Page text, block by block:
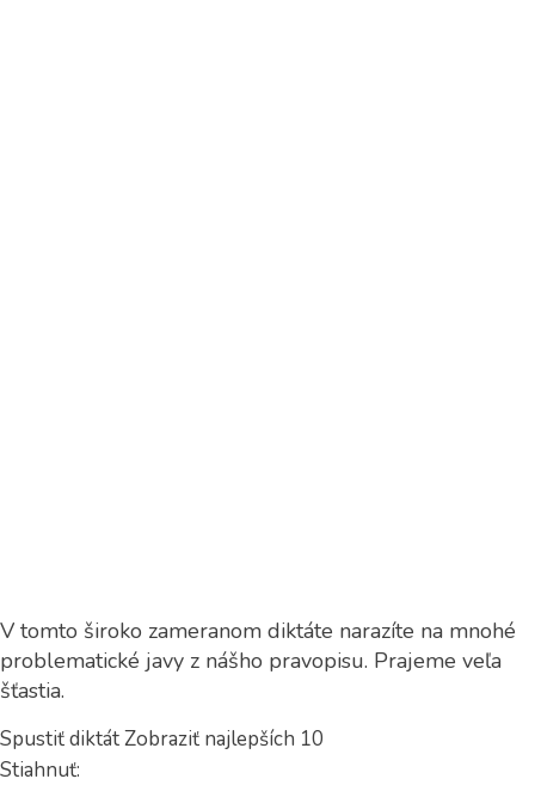
V tomto široko zameranom diktáte narazíte na mnohé
problematické javy z nášho pravopisu. Prajeme veľa
šťastia.
Spustiť diktátZobraziť najlepších 10
Stiahnuť: